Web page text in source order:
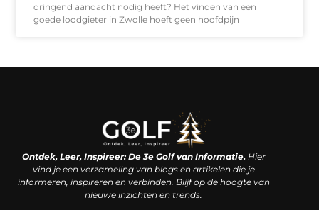
dringend aandacht nodig heeft? Het vinden van een
goede loodgieter in Zwolle hoeft geen hoofdpijn
Ontdek, Leer, Inspireer: De 3e Golf van Informatie.Hier
vind je een verzameling van blogs en artikelen die je
informeren, inspireren en verbinden. Blijf op de hoogte van
nieuwe inzichten en trends.